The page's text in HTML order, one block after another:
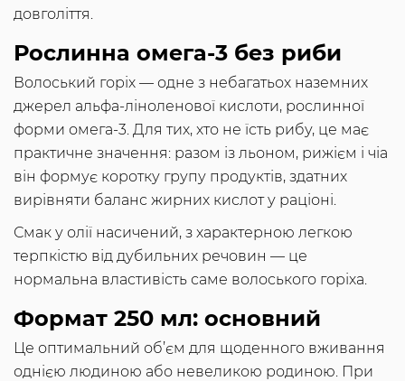
довголіття.
Рослинна омега-3 без риби
Волоський горіх — одне з небагатьох наземних
джерел альфа-ліноленової кислоти, рослинної
форми омега-3. Для тих, хто не їсть рибу, це має
практичне значення: разом із льоном, рижієм і чіа
він формує коротку групу продуктів, здатних
вирівняти баланс жирних кислот у раціоні.
Смак у олії насичений, з характерною легкою
терпкістю від дубильних речовин — це
нормальна властивість саме волоського горіха.
Формат 250 мл: основний
Це оптимальний об’єм для щоденного вживання
однією людиною або невеликою родиною. При